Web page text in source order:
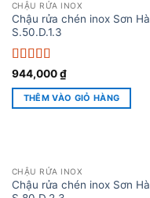
CHẬU RỬA INOX
Chậu rửa chén inox Sơn Hà
S.50.D.1.3
Được xếp
hạng55 sao
944,000₫
THÊM VÀO GIỎ HÀNG
CHẬU RỬA INOX
Chậu rửa chén inox Sơn Hà